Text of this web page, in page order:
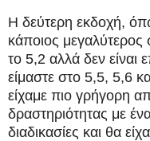
Η δεύτερη εκδοχή,
κάποιος μεγαλύτερος
το 5,2 αλλά δεν είναι
είμαστε στο 5,5, 5,6
είχαμε πιο γρήγορη
δραστηριότητας με
διαδικασίες και θα